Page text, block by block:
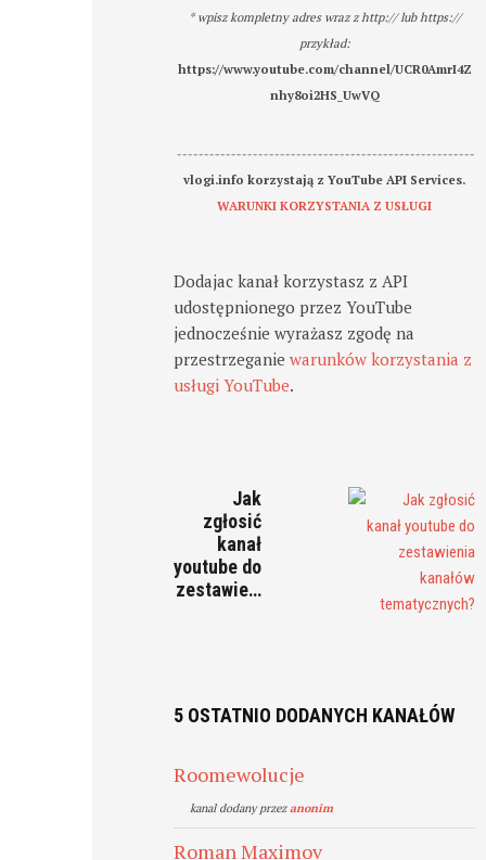
* wpisz kompletny adres wraz z http:// lub https://
przykład:
https://www.youtube.com/channel/UCR0AmrI4Z
nhy8oi2HS_UwVQ
-------------------------------------------------------
vlogi.info korzystają z YouTube API Services.
WARUNKI KORZYSTANIA Z USŁUGI
Dodajac kanał korzystasz z API
udostępnionego przez YouTube
jednocześnie wyrażasz zgodę na
przestrzeganiewarunków korzystania z
usługi YouTube.
Jak
zgłosić
kanał
youtube do
zestawie…
5 OSTATNIO DODANYCH KANAŁÓW
Roomewolucje
kanal dodany przezanonim
Roman Maximov